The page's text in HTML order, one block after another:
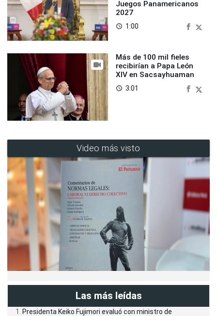
Juegos Panamericanos
2027
access_time 1:00
Más de 100 mil fieles
recibirían a Papa León
XIV en Sacsayhuaman
access_time 3:01
Video más visto
Las más leídas
Presidenta Keiko Fujimori evaluó con ministro de